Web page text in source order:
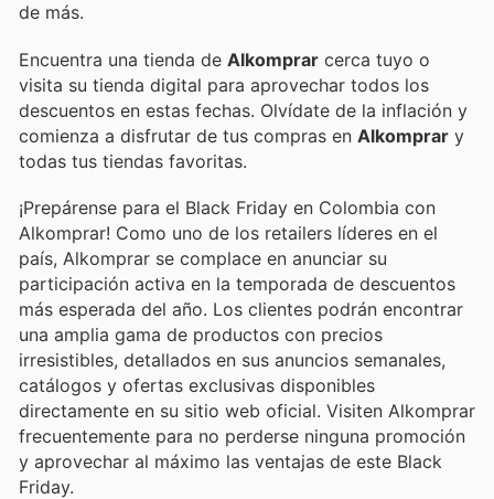
de más.
Encuentra una tienda de Alkomprar cerca tuyo o
visita su tienda digital para aprovechar todos los
descuentos en estas fechas. Olvídate de la inflación y
comienza a disfrutar de tus compras en Alkomprar y
todas tus tiendas favoritas.
¡Prepárense para el Black Friday en Colombia con
Alkomprar! Como uno de los retailers líderes en el
país, Alkomprar se complace en anunciar su
participación activa en la temporada de descuentos
más esperada del año. Los clientes podrán encontrar
una amplia gama de productos con precios
irresistibles, detallados en sus anuncios semanales,
catálogos y ofertas exclusivas disponibles
directamente en su sitio web oficial. Visiten Alkomprar
frecuentemente para no perderse ninguna promoción
y aprovechar al máximo las ventajas de este Black
Friday.